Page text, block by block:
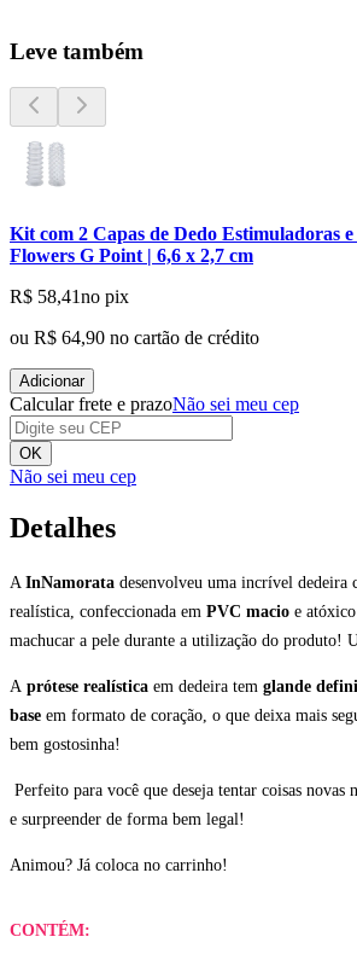
Leve também
Kit com 2 Capas de Dedo Estimuladoras
Flowers G Point | 6,6 x 2,7 cm
R$ 58,41no pix
ou R$ 64,90 no cartão de crédito
Adicionar
Calcular frete e prazoNão sei meu cep
OK
Não sei meu cep
Detalhes
A InNamorata desenvolveu uma incrível dedeira
realística, confeccionada em PVC macio e
machucar a pele durante a utilização do produto!
A prótese realística em dedeira tem glande
base em formato de coração, o que deixa mais
bem gostosinha!
Perfeito para você que deseja tentar coisas novas
e surpreender de forma bem legal!
Animou? Já coloca no carrinho!
CONTÉM: